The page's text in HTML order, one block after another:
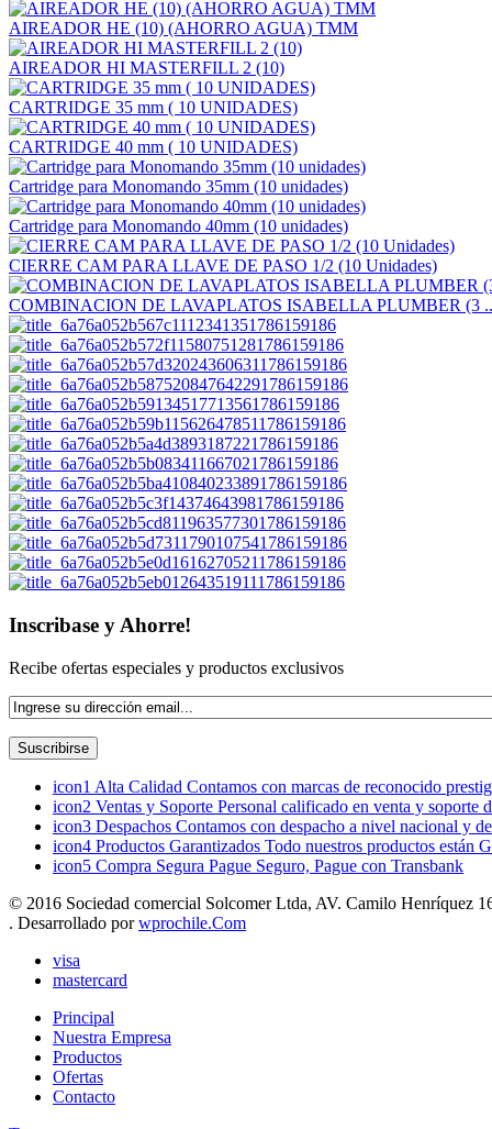
AIREADOR HE (10) (AHORRO AGUA) TMM
AIREADOR HI MASTERFILL 2 (10)
CARTRIDGE 35 mm ( 10 UNIDADES)
CARTRIDGE 40 mm ( 10 UNIDADES)
Cartridge para Monomando 35mm (10 unidades)
Cartridge para Monomando 40mm (10 unidades)
CIERRE CAM PARA LLAVE DE PASO 1/2 (10 Unidades)
COMBINACION DE LAVAPLATOS ISABELLA PLUMBER (3
Inscribase y Ahorre!
Recibe ofertas especiales y productos exclusivos
icon1 Alta Calidad Contamos con marcas de reconocido
icon2 Ventas y Soporte Personal calificado en venta y soporte
icon3 Despachos Contamos con despacho a nivel nacional y
icon4 Productos Garantizados Todo nuestros productos están
icon5 Compra Segura Pague Seguro, Pague con Transbank
© 2016 Sociedad comercial Solcomer Ltda, AV. Camilo Henríquez
. Desarrollado porwprochile.Com
visa
mastercard
Principal
Nuestra Empresa
Productos
Ofertas
Contacto